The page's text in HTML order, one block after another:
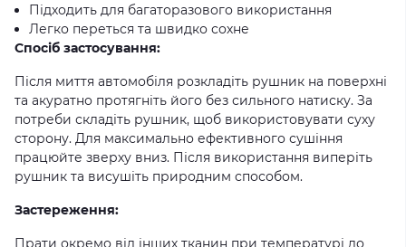
Підходить для багаторазового використання
Легко переться та швидко сохне
Спосіб застосування:
Після миття автомобіля розкладіть рушник на поверхні
та акуратно протягніть його без сильного натиску. За
потреби складіть рушник, щоб використовувати суху
сторону. Для максимально ефективного сушіння
працюйте зверху вниз. Після використання виперіть
рушник та висушіть природним способом.
Застереження:
Прати окремо від інших тканин при температурі до